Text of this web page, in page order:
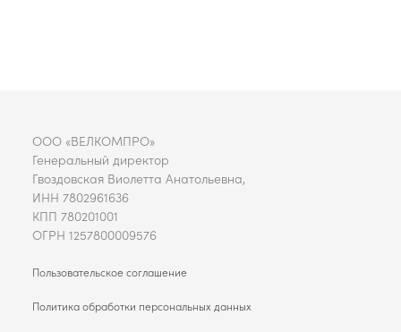
ООО «ВЕЛКОМПРО»
Генеральный директор
Гвоздовская Виолетта Анатольевна,
ИНН 7802961636
КПП 780201001
ОГРН 1257800009576
Пользовательское соглашение
Политика обработки персональных данных